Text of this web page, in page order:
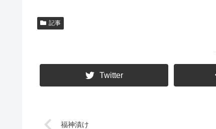
記事
Twitter
福神漬け